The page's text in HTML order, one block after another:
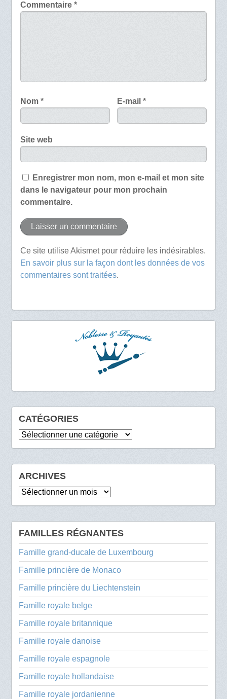
Commentaire *
Nom * E-mail*
Site web
Enregistrer mon nom, mon e-mail et mon site
dans le navigateur pour mon prochain
commentaire.
Ce site utilise Akismet pour réduire les indésirables.
En savoir plus sur la façon dont les données de vos
commentaires sont traitées.
CATÉGORIES
Catégories
ARCHIVES
Archives
FAMILLES RÉGNANTES
Famille grand-ducale de Luxembourg
Famille princière de Monaco
Famille princière du Liechtenstein
Famille royale belge
Famille royale britannique
Famille royale danoise
Famille royale espagnole
Famille royale hollandaise
Famille royale jordanienne